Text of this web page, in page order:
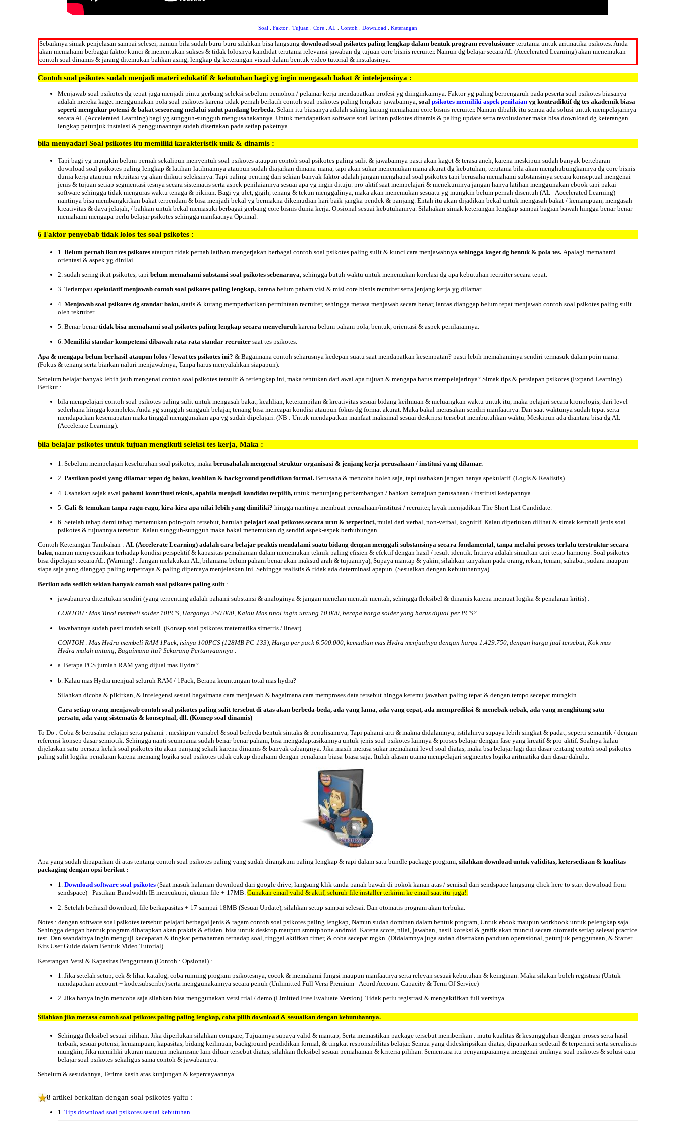
Soal Faktor Tujuan Core AL Contoh Download Keterangan
Sebaiknya simak penjelasan sampai selesei, namun bila sudah buru-buru silahkan bisa langsung download soal psikotes paling lengkap dalam bentuk program revolusioner terutama untuk aritmatika psikotes. Anda
akan memahami berbagai faktor kunci & menentukan sukses & tidak lolosnya kandidat terutama relevansi jawaban dg tujuan core bisnis recruiter. Namun dg belajar secara AL (Accelerated Learning) akan menemukan
contoh soal dinamis & jarang ditemukan bahkan asing, lengkap dg keterangan visual dalam bentuk video tutorial & instalasinya.
Contoh soal psikotes sudah menjadi materi edukatif & kebutuhan bagi yg ingin mengasah bakat & intelejensinya :
Menjawab soal psikotes dg tepat juga menjadi pintu gerbang seleksi sebelum pemohon / pelamar kerja mendapatkan profesi yg diinginkannya. Faktor yg paling berpengaruh pada peserta soal psikotes biasanya
adalah mereka kaget menggunakan pola soal psikotes karena tidak pernah berlatih contoh soal psikotes paling lengkap jawabannya, soal psikotes memiliki aspek penilaian yg kontradiktif dg tes akademik biasa
seperti mengukur potensi & bakat seseorang melalui sudut pandang berbeda. Selain itu biasanya adalah saking kurang memahami core bisnis recruiter. Namun dibalik itu semua ada solusi untuk mempelajarinya
secara AL (Accelerated Learning) bagi yg sungguh-sungguh mengusahakannya. Untuk mendapatkan software soal latihan psikotes dinamis & paling update serta revolusioner maka bisa download dg keterangan
lengkap petunjuk instalasi & penggunaannya sudah disertakan pada setiap paketnya.
bila menyadari Soal psikotes itu memiliki karakteristik unik & dinamis :
Tapi bagi yg mungkin belum pernah sekalipun menyentuh soal psikotes ataupun contoh soal psikotes paling sulit & jawabannya pasti akan kaget & terasa aneh, karena meskipun sudah banyak bertebaran
download soal psikotes paling lengkap & latihan-latihnannya ataupun sudah diajarkan dimana-mana, tapi akan sukar menemukan mana akurat dg kebutuhan, terutama bila akan menghubungkannya dg core bisnis
dunia kerja ataupun rekruitasi yg akan diikuti seleksinya. Tapi paling penting dari sekian banyak faktor adalah jangan menghapal soal psikotes tapi berusaha memahami substansinya secara konseptual mengenai
jenis & tujuan setiap segmentasi tesnya secara sistematis serta aspek penilaiannya sesuai apa yg ingin dituju. pro-aktif saat mempelajari & menekuninya jangan hanya latihan menggunakan ebook tapi pakai
software sehingga tidak menguras waktu tenaga & pikiran. Bagi yg ulet, gigih, tenang & tekun menggalinya, maka akan menemukan sesuatu yg mungkin belum pernah disentuh (AL - Accelerated Learning)
nantinya bisa membangkitkan bakat terpendam & bisa menjadi bekal yg bermakna dikemudian hari baik jangka pendek & panjang. Entah itu akan dijadikan bekal untuk mengasah bakat / kemampuan, mengasah
kreativitas & daya jelajah, / bahkan untuk bekal memasuki berbagai gerbang core bisnis dunia kerja. Opsional sesuai kebutuhannya. Silahakan simak keterangan lengkap sampai bagian bawah hingga benar-benar
memahami mengapa perlu belajar psikotes sehingga manfaatnya Optimal.
6 Faktor penyebab tidak lolos tes soal psikotes :
1. Belum pernah ikut tes psikotes ataupun tidak pernah latihan mengerjakan berbagai contoh soal psikotes paling sulit & kunci cara menjawabnya sehingga kaget dg bentuk & pola tes. Apalagi memahami
orientasi & aspek yg dinilai.
2. sudah sering ikut psikotes, tapi belum memahami substansi soal psikotes sebenarnya, sehingga butuh waktu untuk menemukan korelasi dg apa kebutuhan recruiter secara tepat.
3. Terlampau spekulatif menjawab contoh soal psikotes paling lengkap, karena belum paham visi & misi core bisnis recruiter serta jenjang kerja yg dilamar.
4. Menjawab soal psikotes dg standar baku, statis & kurang memperhatikan permintaan recruiter, sehingga merasa menjawab secara benar, lantas dianggap belum tepat menjawab contoh soal psikotes paling sulit
oleh rekruiter.
5. Benar-benartidak bisa memahami soal psikotes paling lengkap secara menyeluruh karena belum paham pola, bentuk, orientasi & aspek penilaiannya.
6. Memiliki standar kompetensi dibawah rata-rata standar recruiter saat tes psikotes.
Apa & mengapa belum berhasil ataupun lolos / lewat tes psikotes ini? & Bagaimana contoh seharusnya kedepan suatu saat mendapatkan kesempatan? pasti lebih memahaminya sendiri termasuk dalam poin mana.
(Fokus & tenang serta biarkan naluri menjawabnya, Tanpa harus menyalahkan siapapun).
Sebelum belajar banyak lebih jauh mengenai contoh soal psikotes tersulit & terlengkap ini, maka tentukan dari awal apa tujuan & mengapa harus mempelajarinya? Simak tips & persiapan psikotes (Expand Learning)
Berikut :
bila mempelajari contoh soal psikotes paling sulit untuk mengasah bakat, keahlian, keterampilan & kreativitas sesuai bidang keilmuan & meluangkan waktu untuk itu, maka pelajari secara kronologis, dari level
sederhana hingga kompleks. Anda yg sungguh-sungguh belajar, tenang bisa mencapai kondisi ataupun fokus dg format akurat. Maka bakal merasakan sendiri manfaatnya. Dan saat waktunya sudah tepat serta
mendapatkan kesemapatan maka tinggal menggunakan apa yg sudah dipelajari. (NB : Untuk mendapatkan manfaat maksimal sesuai deskripsi tersebut membutuhkan waktu, Meskipun ada diantara bisa dg AL
(Accelerate Learning).
bila belajar psikotes untuk tujuan mengikuti seleksi tes kerja, Maka :
1. Sebelum mempelajari keseluruhan soal psikotes, maka berusahalah mengenal struktur organisasi & jenjang kerja perusahaan / institusi yang dilamar.
2. Pastikan posisi yang dilamar tepat dg bakat, keahlian & background pendidikan formal. Berusaha & mencoba boleh saja, tapi usahakan jangan hanya spekulatif. (Logis & Realistis)
4. Usahakan sejak awal pahami kontribusi teknis, apabila menjadi kandidat terpilih, untuk menunjang perkembangan / bahkan kemajuan perusahaan / institusi kedepannya.
5. Gali & temukan tanpa ragu-ragu, kira-kira apa nilai lebih yang dimiliki? hingga nantinya membuat perusahaan/institusi / recruiter, layak menjadikan The Short List Candidate.
6. Setelah tahap demi tahap menemukan poin-poin tersebut, barulah pelajari soal psikotes secara urut & terperinci, mulai dari verbal, non-verbal, kognitif. Kalau diperlukan dilihat & simak kembali jenis soal
psikotes & tujuannya tersebut. Kalau sungguh-sungguh maka bakal menemukan dg sendiri aspek-aspek berhubungan.
Contoh Keterangan Tambahan : AL (Accelerate Learning) adalah cara belajar praktis mendalami suatu bidang dengan menggali substansinya secara fondamental, tanpa melalui proses terlalu terstruktur secara
baku, namun menyesuaikan terhadap kondisi perspektif & kapasitas pemahaman dalam menemukan teknik paling efisien & efektif dengan hasil / result identik. Intinya adalah simultan tapi tetap harmony. Soal psikotes
bisa dipelajari secara AL. (Warning! : Jangan melakukan AL, bilamana belum paham benar akan maksud arah & tujuannya), Supaya mantap & yakin, silahkan tanyakan pada orang, rekan, teman, sahabat, sudara maupun
siapa saja yang dianggap paling terpercaya & paling dipercaya menjelaskan ini. Sehingga realistis & tidak ada determinasi apapun. (Sesuaikan dengan kebutuhannya).
Berikut ada sedikit sekian banyak contoh soal psikotes paling sulit :
jawabannya ditentukan sendiri (yang terpenting adalah pahami substansi & analoginya & jangan menelan mentah-mentah, sehingga fleksibel & dinamis karena memuat logika & penalaran kritis) :
CONTOH : Mas Tinol membeli solder 10PCS, Harganya 250.000, Kalau Mas tinol ingin untung 10.000, berapa harga solder yang harus dijual per PCS?
Jawabannya sudah pasti mudah sekali. (Konsep soal psikotes matematika simetris / linear)
CONTOH : Mas Hydra membeli RAM 1Pack, isinya 100PCS (128MB PC-133), Harga per pack 6.500.000, kemudian mas Hydra menjualnya dengan harga 1.429.750, dengan harga jual tersebut, Kok mas
Hydra malah untung, Bagaimana itu? Sekarang Pertanyaannya :
a. Berapa PCS jumlah RAM yang dijual mas Hydra?
b. Kalau mas Hydra menjual seluruh RAM / 1Pack, Berapa keuntungan total mas hydra?
Silahkan dicoba & pikirkan, & intelegensi sesuai bagaimana cara menjawab & bagaimana cara memproses data tersebut hingga ketemu jawaban paling tepat & dengan tempo secepat mungkin.
Cara setiap orang menjawab contoh soal psikotes paling sulit tersebut di atas akan berbeda-beda, ada yang lama, ada yang cepat, ada memprediksi & menebak-nebak, ada yang menghitung satu
persatu, ada yang sistematis & konseptual, dll. (Konsep soal dinamis)
To Do : Coba & berusaha pelajari serta pahami : meskipun variabel & soal berbeda bentuk sintaks & penulisannya, Tapi pahami arti & makna didalamnya, istilahnya supaya lebih singkat & padat, seperti semantik / dengan
referensi konsep dasar semiotik. Sehingga nanti seumpama sudah benar-benar paham, bisa mengadaptasikannya untuk jenis soal psikotes lainnya & proses belajar dengan fase yang kreatif & pro-aktif. Soalnya kalau
dijelaskan satu-persatu kelak soal psikotes itu akan panjang sekali karena dinamis & banyak cabangnya. Jika masih merasa sukar memahami level soal diatas, maka bsa belajar lagi dari dasar tentang contoh soal psikotes
paling sulit logika penalaran karena memang logika soal psikotes tidak cukup dipahami dengan penalaran biasa-biasa saja. Itulah alasan utama mempelajari segmentes logika aritmatika dari dasar dahulu.
Apa yang sudah dipaparkan di atas tentang contoh soal psikotes paling yang sudah dirangkum paling lengkap & rapi dalam satu bundle package program, silahkan download untuk validitas, ketersediaan & kualitas
packaging dengan opsi berikut :
1. Download software soal psikotes (Saat masuk halaman download dari google drive, langsung klik tanda panah bawah di pokok kanan atas / semisal dari sendspace langsung click here to start download from
sendspace) - Pastikan Bandwidth IE mencukupi, ukuran file +-17MB. Gunakan email valid & aktif, seluruh file installer terkirim ke email saat itu juga!.
2. Setelah berhasil download, file berkapasitas +-17 sampai 18MB (Sesuai Update), silahkan setup sampai selesai. Dan otomatis program akan terbuka.
Notes : dengan software soal psikotes tersebut pelajari berbagai jenis & ragam contoh soal psikotes paling lengkap, Namun sudah dominan dalam bentuk program, Untuk ebook maupun workbook untuk pelengkap saja.
Sehingga dengan bentuk program diharapkan akan praktis & efisien. bisa untuk desktop maupun smratphone android. Karena score, nilai, jawaban, hasil koreksi & grafik akan muncul secara otomatis setiap selesai practice
test. Dan seandainya ingin menguji kecepatan & tingkat pemahaman terhadap soal, tinggal aktifkan timer, & coba secepat mgkn. (Didalamnya juga sudah disertakan panduan operasional, petunjuk penggunaan, & Starter
Kits User Guide dalam Bentuk Video Tutorial)
Keterangan Versi & Kapasitas Penggunaan (Contoh : Opsional) :
1. Jika setelah setup, cek & lihat katalog, coba running program psikotesnya, cocok & memahami fungsi maupun manfaatnya serta relevan sesuai kebutuhan & keinginan. Maka silakan boleh registrasi (Untuk
mendapatkan account + kode.subscribe) serta menggunakannya secara penuh (Unlimitted Full Versi Premium - Acord Account Capacity & Term Of Service)
2. Jika hanya ingin mencoba saja silahkan bisa menggunakan versi trial / demo (Limitted Free Evaluate Version). Tidak perlu registrasi & mengaktifkan full versinya.
Silahkan jika merasa contoh soal psikotes paling paling lengkap, coba pilih download & sesuaikan dengan kebutuhannya.
Sehingga fleksibel sesuai pilihan. Jika diperlukan silahkan compare, Tujuannya supaya valid & mantap, Serta memastikan package tersebut memberikan : mutu kualitas & kesungguhan dengan proses serta hasil
terbaik, sesuai potensi, kemampuan, kapasitas, bidang keilmuan, background pendidikan formal, & tingkat responsibilitas belajar. Semua yang dideskripsikan diatas, dipaparkan sedetail & terperinci serta serealistis
mungkin, Jika memiliki ukuran maupun mekanisme lain diluar tersebut diatas, silahkan fleksibel sesuai pemahaman & kriteria pilihan. Sementara itu penyampaiannya mengenai uniknya soal psikotes & solusi cara
belajar soal psikotes sekaligus sama contoh & jawabannya.
Sebelum & sesudahnya, Terima kasih atas kunjungan & kepercayaannya.
8 artikel berkaitan dengan soal psikotes yaitu :
1. Tips download soal psikotes sesuai kebutuhan.